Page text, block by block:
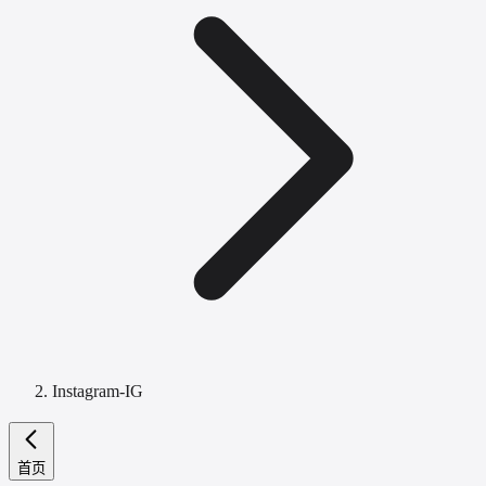
Instagram-IG
首页